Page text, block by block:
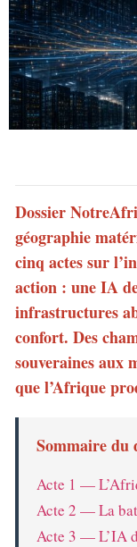
Dossier
géographie
cinq actes sur
action : une IA
infrastructures
confort. Des
souveraines aux
que l’Afrique
Sommaire du
Acte 1 —
Acte 2 — La
Acte 3 — L’IA